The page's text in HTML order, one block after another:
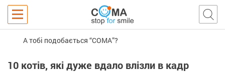
А тобі подобається “COMA”?
10 котів, які дуже вдало влізли в кадр